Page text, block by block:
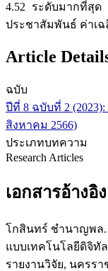
4.52 ระดับมากที่สุ
ประชาสัมพันธ์ ค่าเฉ
Article
ฉบับ
ปีที่ 8 ฉบับที่ 2
สิงหาคม 2566)
ประเภทบทความ
Research Articles
เอกสารอ้างอิง
โกสินทร์ ชำนาญพล.
แบบเทคโนโลยีดิจิทั
รายงานวิจัย, นครร